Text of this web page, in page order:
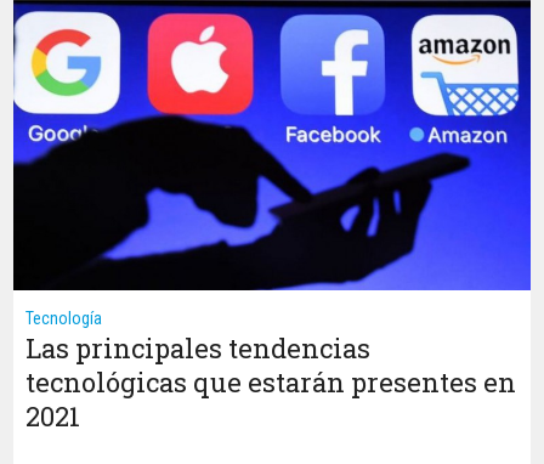
Tecnología
Las principales tendencias
tecnológicas que estarán presentes en
2021